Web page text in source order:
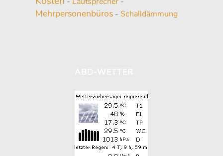
Mehrpersonenbüros- Schalldämmung